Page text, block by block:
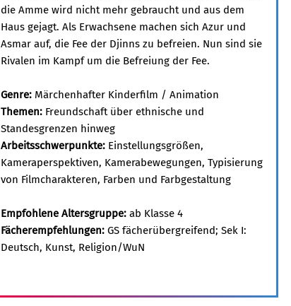
die Amme wird nicht mehr gebraucht und aus dem
Haus gejagt. Als Erwachsene machen sich Azur und
Asmar auf, die Fee der Djinns zu befreien. Nun sind sie
Rivalen im Kampf um die Befreiung der Fee.
Genre: Märchenhafter Kinderfilm / Animation
Themen: Freundschaft über ethnische und
Standesgrenzen hinweg
Arbeitsschwerpunkte: Einstellungsgrößen,
Kameraperspektiven, Kamerabewegungen, Typisierung
von Filmcharakteren, Farben und Farbgestaltung
Empfohlene Altersgruppe: ab Klasse 4
Fächerempfehlungen: GS fächerübergreifend; Sek I:
Deutsch, Kunst, Religion/WuN